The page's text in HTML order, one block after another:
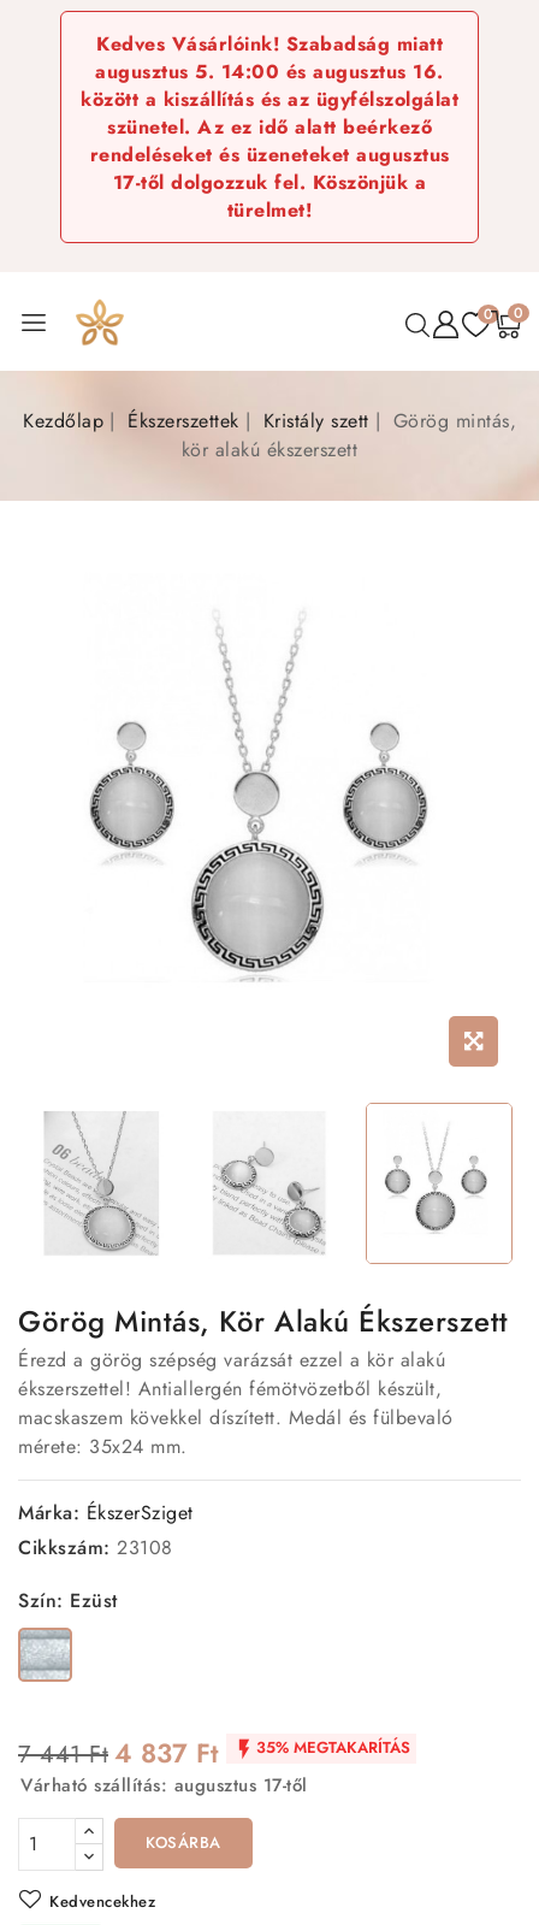
Kedves Vásárlóink! Szabadság miatt
augusztus 5. 14:00 és augusztus 16.
között a kiszállítás és az ügyfélszolgálat
szünetel. Az ez idő alatt beérkező
rendeléseket és üzeneteket augusztus
17-től dolgozzuk fel. Köszönjük a
türelmet!
0 0
Kezdőlap Ékszerszettek Kristály szett
Görög mintás,
kör alakú ékszerszett
Görög Mintás, Kör Alakú Ékszerszett
Érezd a görög szépség varázsát ezzel a kör alakú
ékszerszettel! Antiallergén fémötvözetből készült,
macskaszem kövekkel díszített. Medál és fülbevaló
mérete: 35x24 mm.
Márka: ÉkszerSziget
Cikkszám: 23108
Szín: Ezüst
Ezüst
7 441 Ft4 837 Ft  35% MEGTAKARÍTÁS
Várható szállítás: augusztus 17-től
KOSÁRBA
Kedvencekhez